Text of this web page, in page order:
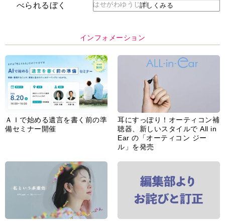
はせがわゆうじ 作詳しくみる
インフォメーション
ＡＩで始める遺言を書く前の準
備セミナー開催
耳にすっぽり！オーティコン補
聴器、新しいスタイルで All in
Ear の「オーティコン ジー
ル」を発売